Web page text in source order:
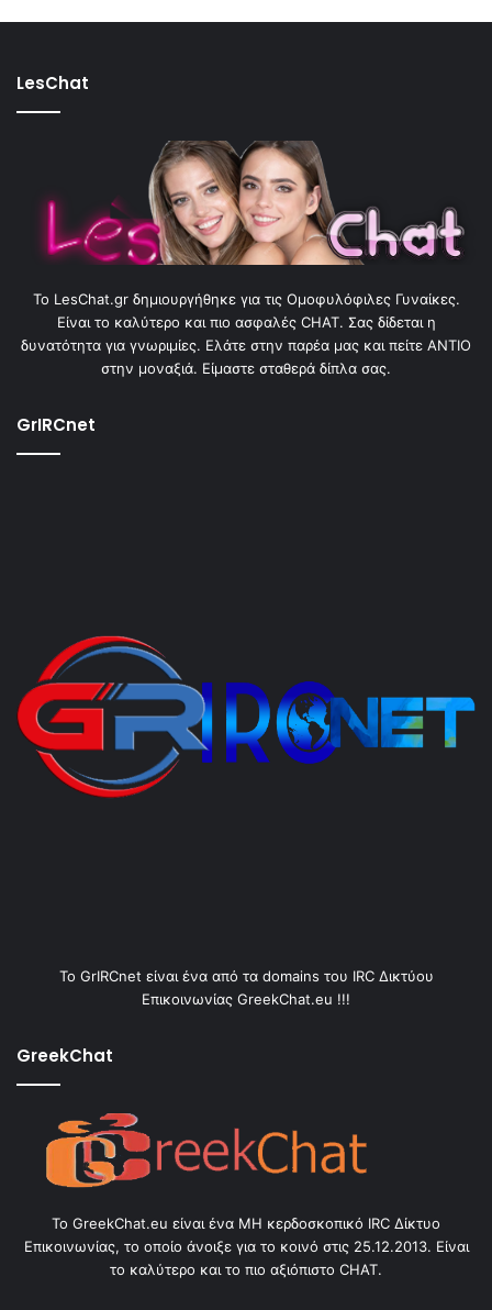
LesChat
To LesChat.gr δημιουργήθηκε για τις Ομοφυλόφιλες Γυναίκες.
Είναι το καλύτερο και πιο ασφαλές CHAT. Σας δίδεται η
δυνατότητα για γνωριμίες. Ελάτε στην παρέα μας και πείτε ΑΝΤΙΟ
στην μοναξιά. Είμαστε σταθερά δίπλα σας.
GrIRCnet
Το GrIRCnet είναι ένα από τα domains του IRC Δικτύου
Επικοινωνίας GreekChat.eu !!!
GreekChat
Το GreekChat.eu είναι ένα ΜΗ κερδοσκοπικό IRC Δίκτυο
Επικοινωνίας, το οποίο άνοιξε για το κοινό στις 25.12.2013. Είναι
το καλύτερο και το πιο αξιόπιστο CHAT.